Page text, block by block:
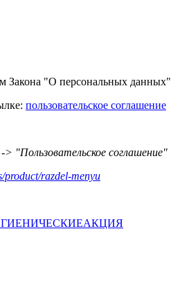
Закона "О персональных данных"
пользовательское соглашение
"Пользовательское соглашение"
product/razdel-menyu
АКЦИЯ